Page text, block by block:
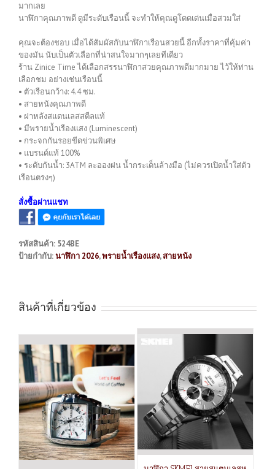
มากเลย
นาฬิกาคุณภาพดี ดูมีระดับเรือนนี้ จะทำให้คุณดูโดดเด่นเมื่อสวมใส่
คุณจะต้องชอบ เมื่อได้สัมผัสกับนาฬิกาเรือนสวยนี้ อีกทั้งราคาที่คุ้มค่า
ของมัน นับเป็นตัวเลือกที่น่าสนใจมากๆเลยทีเดียว
ร้าน Zinice Time ได้เลือกสรรนาฬิกาสวยคุณภาพดีมากมาย ไว้ให้ท่าน
เลือกชม อย่างเช่นเรือนนี้
• ตัวเรือนกว้าง: 4.4 ซม.
• สายหนังคุณภาพดี
• ฝาหลังสแตนเลสสตีลแท้
• มีพรายน้ำเรืองแสง (Luminescent)
• กระจกกันรอยขีดข่วนพิเศษ
• แบรนด์แท้ 100%
• ระดับกันน้ำ: 3ATM ละอองฝน น้ำกระเด็นล้างมือ (ไม่ควรเปิดน้ำใส่ตัว
เรือนตรงๆ)
สั่งซื้อผ่านแชท
รหัสสินค้า: 524BE
ป้ายกำกับ:นาฬิกา 2026,พรายน้ำเรืองแสง,สายหนัง
สินค้าที่เกี่ยวข้อง